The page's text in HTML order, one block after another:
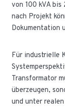
von 100 kVA
nach Projekt
Dokumentation
Für industrielle
Transformator
überzeugen,
und unter